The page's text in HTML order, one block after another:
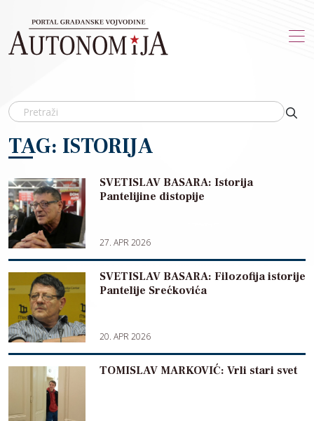
TAG: ISTORIJA
SVETISLAV BASARA: Istorija
Pantelijine distopije
27. APR 2026
SVETISLAV BASARA: Filozofija istorije
Pantelije Srećkovića
20. APR 2026
TOMISLAV MARKOVIĆ: Vrli stari svet